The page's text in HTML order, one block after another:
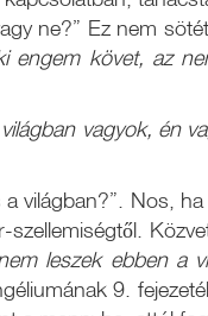
ne?” Ez nem
engem követ, az
vagyok, én
világban?”. Nos,
leszek ebben a
9.